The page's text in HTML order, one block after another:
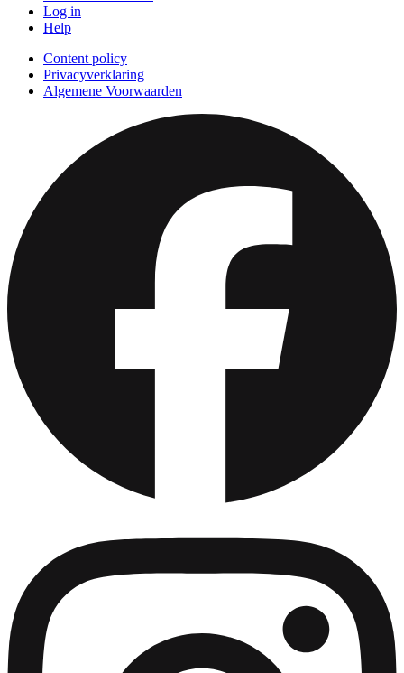
Log in
Help
Content policy
Privacyverklaring
Algemene Voorwaarden